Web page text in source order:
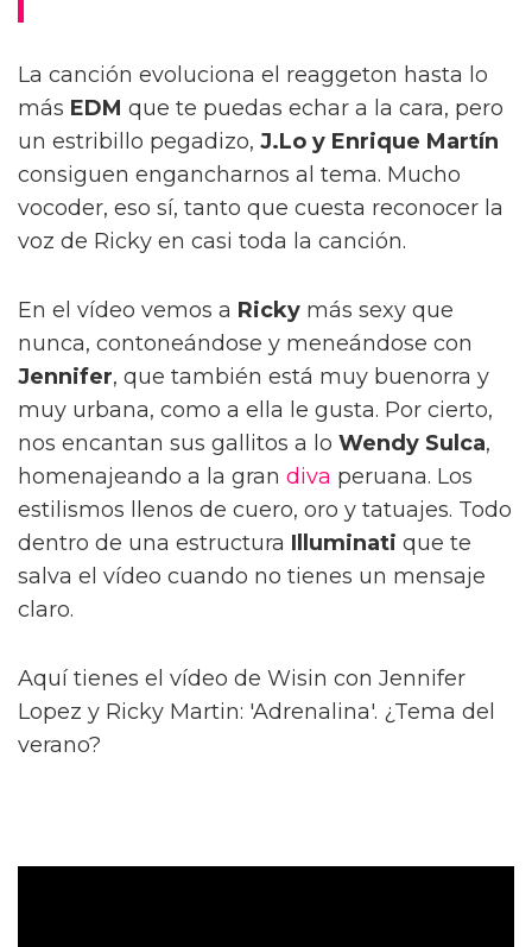
La canción evoluciona el reaggeton hasta lo
más EDM que te puedas echar a la cara, pero
un estribillo pegadizo, J.Lo y Enrique Martín
consiguen engancharnos al tema. Mucho
vocoder, eso sí, tanto que cuesta reconocer la
voz de Ricky en casi toda la canción.
En el vídeo vemos a Ricky más sexy que
nunca, contoneándose y meneándose con
Jennifer, que también está muy buenorra y
muy urbana, como a ella le gusta. Por cierto,
nos encantan sus gallitos a lo Wendy Sulca,
homenajeando a la gran diva peruana. Los
estilismos llenos de cuero, oro y tatuajes. Todo
dentro de una estructura Illuminati que te
salva el vídeo cuando no tienes un mensaje
claro.
Aquí tienes el vídeo de Wisin con Jennifer
Lopez y Ricky Martin: 'Adrenalina'. ¿Tema del
verano?